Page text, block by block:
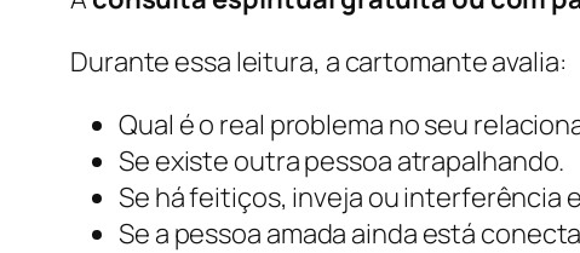
Durante essa leitura, a cartomante avalia:
Qual é o real problema no seu
Se existe outra pessoa atrapalhando.
Se há feitiços, inveja ou interferência
Se a pessoa amada ainda está